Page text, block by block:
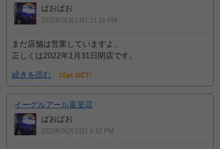
ぱおぱお
2022年01月13日 11:21 PM
まだ店舗は営業していますよ。
正しくは2022年1月31日閉店です。
続きを読む 10pt GET!
イーグルアール富里店
ぱおぱお
2022年01月13日 5:12 PM